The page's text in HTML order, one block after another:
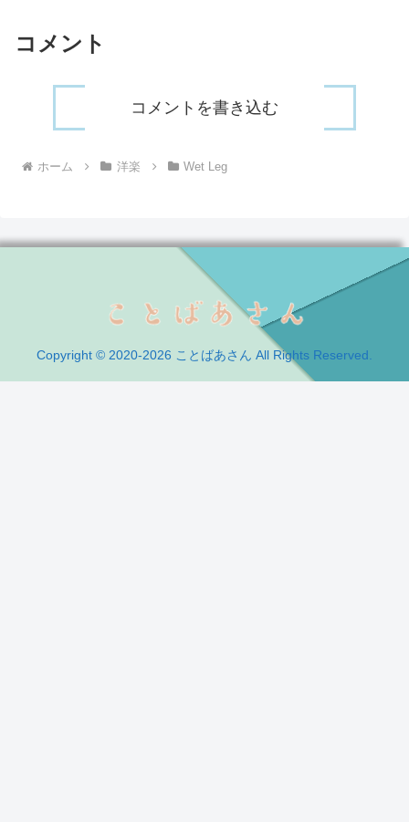
コメント
コメントを書き込む
ホーム 洋楽 Wet Leg
Copyright © 2020-2026 ことばあさん All Rights Reserved.